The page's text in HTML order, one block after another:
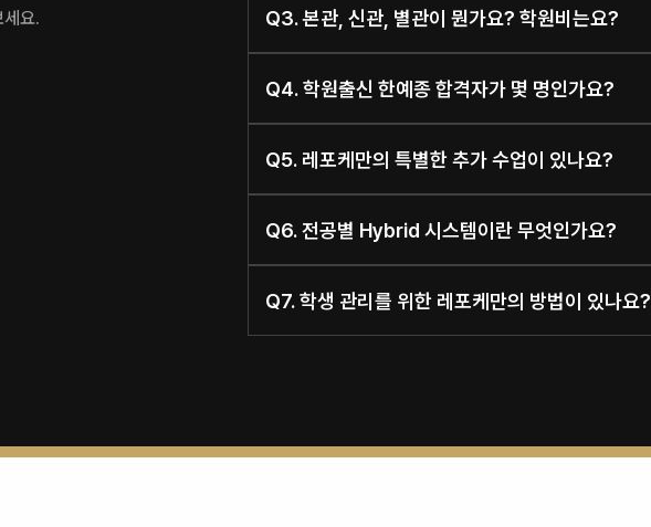
요. Q3. 본관, 신관, 별관이 뭔가요? 학원비는요?
Q4. 학원출신 한예종 합격자가 몇 명인가요?
Q5. 레포케만의 특별한 추가 수업이 있나요?
Q6. 전공별 Hybrid 시스템이란 무엇인가요?
Q7. 학생 관리를 위한 레포케만의 방법이 있나요?